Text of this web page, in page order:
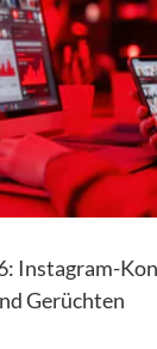
Instagram-
Gerüchten